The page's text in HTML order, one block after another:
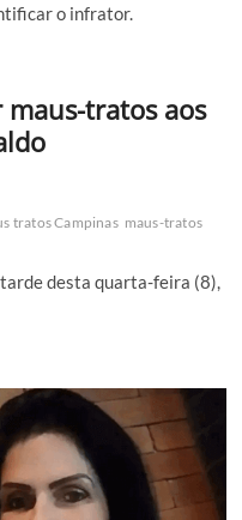
o infrator.
tratos aos
tratos Campinas maus-tratos
desta quarta-feira (8),